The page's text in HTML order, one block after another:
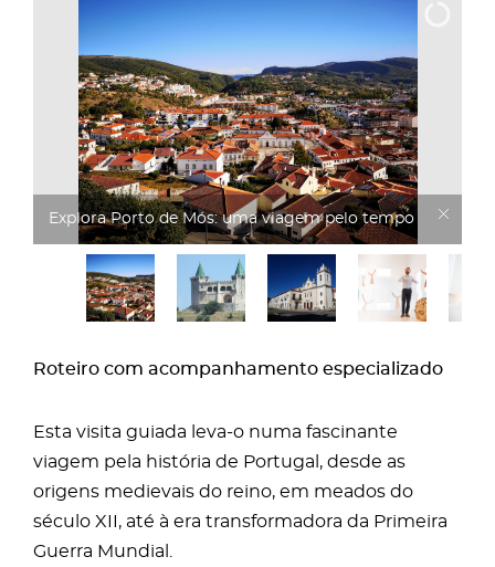
Explora Porto de Mós
Roteiro com acompanhamento especializado
Esta visita guiada leva-o numa fascinante
viagem pela história de Portugal, desde as
origens medievais do reino, em meados do
século XII, até à era transformadora da Primeira
Guerra Mundial.